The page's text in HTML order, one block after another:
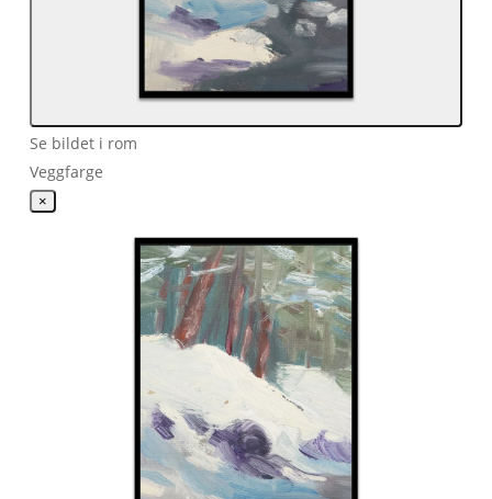
Se bildet i rom
Veggfarge
×